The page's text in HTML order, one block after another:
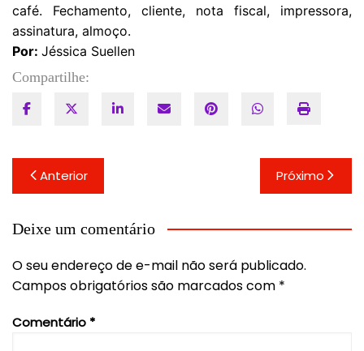
café. Fechamento, cliente, nota fiscal, impressora,
assinatura, almoço.
Por: Jéssica Suellen
Compartilhe:
Navegação
de
Post
Anterior Próximo
Deixe um comentário
O seu endereço de e-mail não será publicado.
Campos obrigatórios são marcados com *
Comentário *